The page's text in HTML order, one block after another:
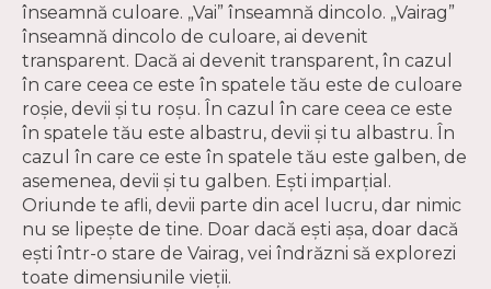
înseamnă culoare. „Vai” înseamnă dincolo. „Vairag”
înseamnă dincolo de culoare, ai devenit
transparent. Dacă ai devenit transparent, în cazul
în care ceea ce este în spatele tău este de culoare
roșie, devii și tu roșu. În cazul în care ceea ce este
în spatele tău este albastru, devii și tu albastru. În
cazul în care ce este în spatele tău este galben, de
asemenea, devii și tu galben. Ești imparțial.
Oriunde te afli, devii parte din acel lucru, dar nimic
nu se lipește de tine. Doar dacă ești așa, doar dacă
ești într-o stare de Vairag, vei îndrăzni să explorezi
toate dimensiunile vieții.